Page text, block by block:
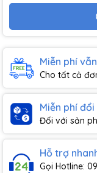
Miễn phí
Cho tất cả
Miễn phí
Đối với sản
Hỗ trợ
Gọi Hotline: